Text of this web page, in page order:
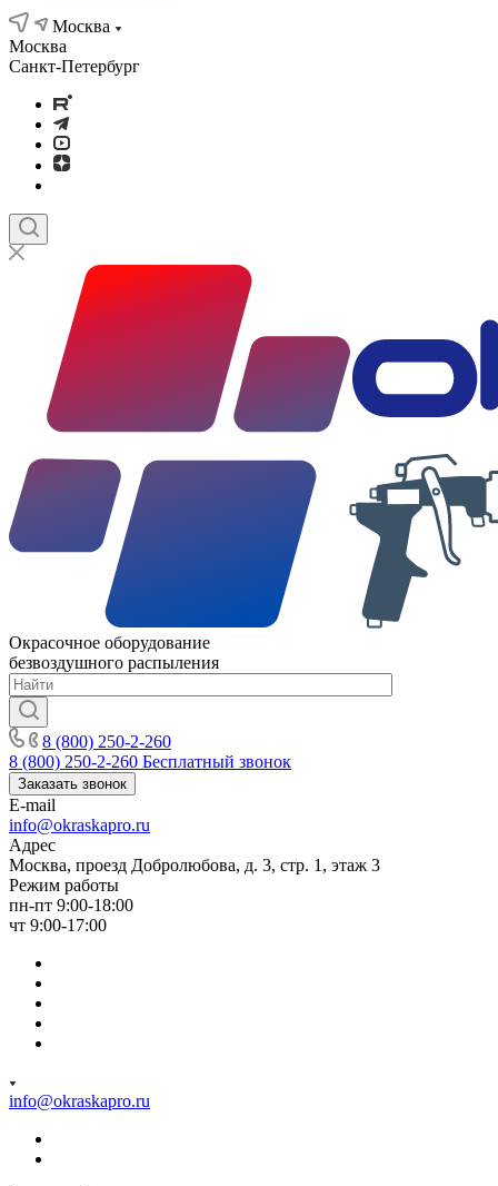
Москва
Москва
Санкт-Петербург
Окрасочное оборудование
безвоздушного распыления
8 (800) 250-2-260
8 (800) 250-2-260 Бесплатный звонок
Заказать звонок
E-mail
info@okraskapro.ru
Адрес
Москва, проезд Добролюбова, д. 3, стр. 1, этаж 3
Режим работы
пн-пт 9:00-18:00
чт 9:00-17:00
info@okraskapro.ru